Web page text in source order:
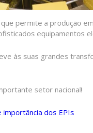
permite a produção
equipamentos
às suas grandes
setor nacional!
importância dos EPIs